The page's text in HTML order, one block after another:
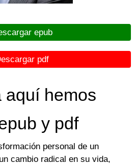
epub
pdf
aquí hemos
y pdf
personal de un
cambio radical en su vida,